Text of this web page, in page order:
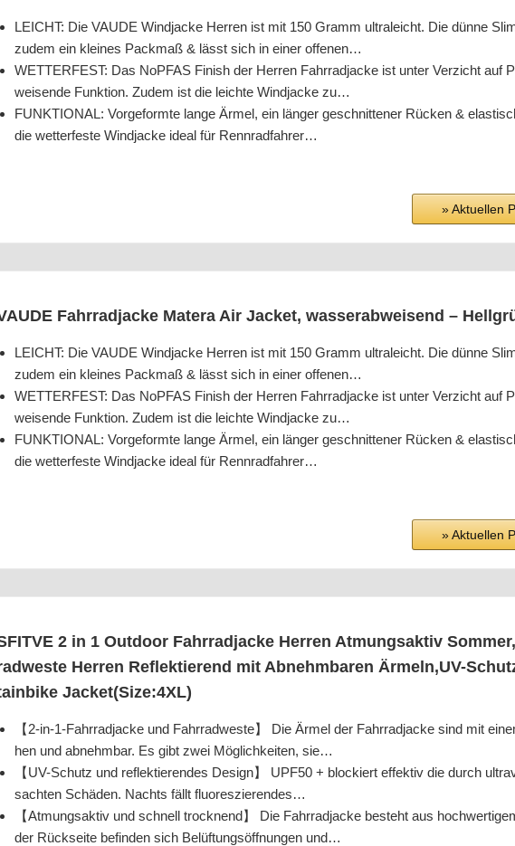
LEICHT: Die VAUDE Wind­ja­cke Her­ren ist mit 150 Gramm ultra­leicht. Die dün­ne
zudem ein klei­nes Pack­maß & lässt sich in einer offenen…
WETTERFEST: Das NoPF­AS Finish der Her­ren Fahr­rad­ja­cke ist unter Ver­zicht auf
wei­sen­de Funk­ti­on. Zudem ist die leich­te Wind­ja­cke zu…
FUNKTIONAL: Vor­ge­form­te lan­ge Ärmel, ein län­ger geschnit­te­ner Rücken &
die wet­ter­fes­te Wind­ja­cke ide­al für Rennradfahrer…
» Aktu­el­len
Fahr­rad­ja­cke Mate­ra Air Jacket, was­ser­ab­wei­send –
LEICHT: Die VAUDE Wind­ja­cke Her­ren ist mit 150 Gramm ultra­leicht. Die dün­ne
zudem ein klei­nes Pack­maß & lässt sich in einer offenen…
WETTERFEST: Das NoPF­AS Finish der Her­ren Fahr­rad­ja­cke ist unter Ver­zicht auf
wei­sen­de Funk­ti­on. Zudem ist die leich­te Wind­ja­cke zu…
FUNKTIONAL: Vor­ge­form­te lan­ge Ärmel, ein län­ger geschnit­te­ner Rücken &
die wet­ter­fes­te Wind­ja­cke ide­al für Rennradfahrer…
» Aktu­el­len
2 in 1 Out­door Fahr­rad­ja­cke Her­ren Atmungs­ak­tiv
Her­ren Reflek­tie­rend mit Abnehm­ba­ren Ärmeln,UV-
Jacket(Size:4XL)
【2‑in-1-Fahr­rad­ja­cke und Fahr­rad­wes­te】 Die Ärmel der Fahr­rad­ja­cke sind mit
hen und abnehm­bar. Es gibt zwei Mög­lich­kei­ten, sie…
【UV-Schutz und reflek­tie­ren­des Design】 UPF50 + blo­ckiert effek­tiv die durch
sach­ten Schä­den. Nachts fällt fluoreszierendes…
【Atmungs­ak­tiv und schnell trock­nend】 Die Fahr­rad­ja­cke besteht aus
der Rück­sei­te befin­den sich Belüf­tungs­öff­nun­gen und…